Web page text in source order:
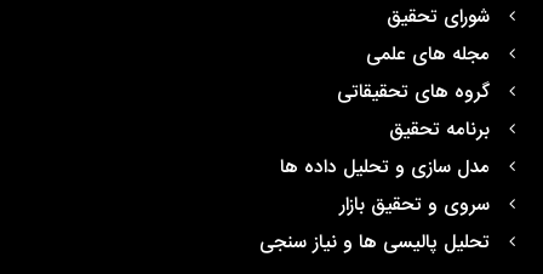
شورای تحقیق
مجله های علمی
گروه های تحقیقاتی
برنامه تحقیق
مدل سازی و تحلیل داده ها
سروی و تحقیق بازار
تحلیل پالیسی ها و نیاز سنجی